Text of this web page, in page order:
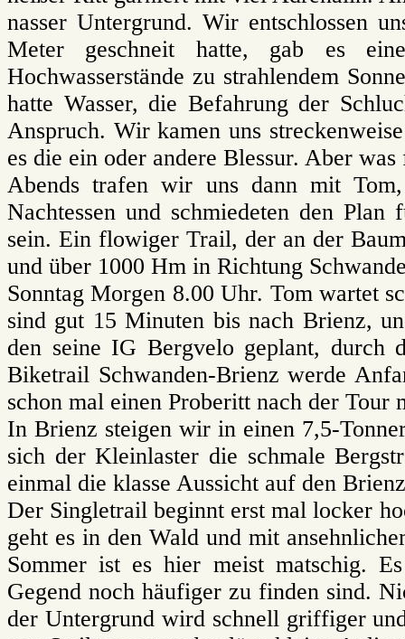
nasser Untergrund. Wir entschlossen
Meter geschneit hatte, gab es
Hochwasserstände zu strahlendem
hatte Wasser, die Befahrung der
Anspruch. Wir kamen uns
es die ein oder andere Blessur. Aber
Abends trafen wir uns dann mit
Nachtessen und schmiedeten den
sein. Ein flowiger Trail, der an der
und über 1000 Hm in Richtung
Sonntag Morgen 8.00 Uhr. Tom wartet
sind gut 15 Minuten bis nach Brienz,
den seine IG Bergvelo geplant, durch
Biketrail Schwanden-Brienz werde
schon mal einen Proberitt nach der Tour
In Brienz steigen wir in einen 7,5-
sich der Kleinlaster die schmale
einmal die klasse Aussicht auf den
Der Singletrail beginnt erst mal locker
geht es in den Wald und mit
Sommer ist es hier meist matschig.
Gegend noch häufiger zu finden sind.
der Untergrund wird schnell griffiger